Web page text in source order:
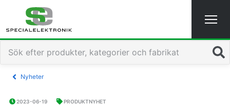
Sök
Nyheter
2023-06-19 PRODUKTNYHET